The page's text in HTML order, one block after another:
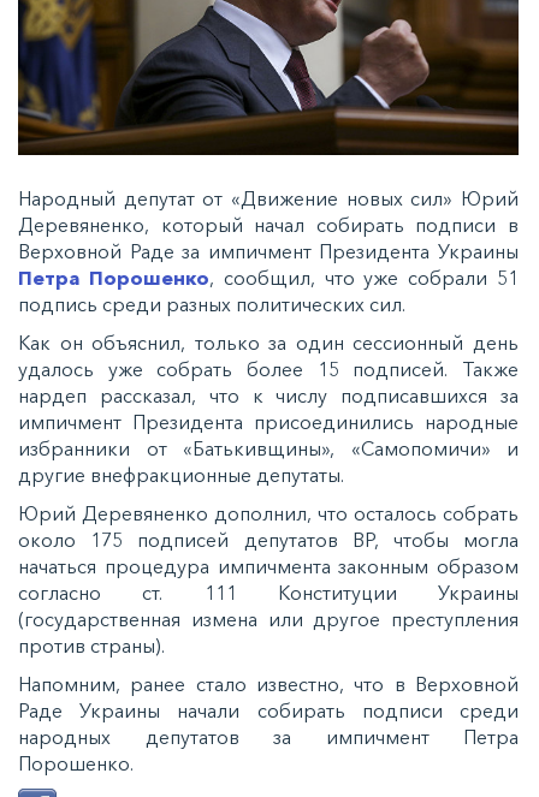
Народный депутат от «Движение новых сил» Юрий
Деревяненко, который начал собирать подписи в
Верховной Раде за импичмент Президента Украины
Петра Порошенко, сообщил, что уже собрали 51
подпись среди разных политических сил.
Как он объяснил, только за один сессионный день
удалось уже собрать более 15 подписей. Также
нардеп рассказал, что к числу подписавшихся за
импичмент Президента присоединились народные
избранники от «Батькивщины», «Самопомичи» и
другие внефракционные депутаты.
Юрий Деревяненко дополнил, что осталось собрать
около 175 подписей депутатов ВР, чтобы могла
начаться процедура импичмента законным образом
согласно ст. 111 Конституции Украины
(государственная измена или другое преступления
против страны).
Напомним, ранее стало известно, что в Верховной
Раде Украины начали собирать подписи среди
народных депутатов за импичмент Петра
Порошенко.